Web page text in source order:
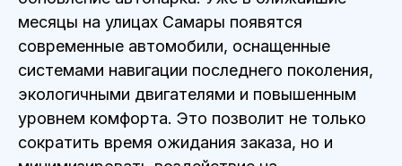
месяцы на улицах Самары появятся
современные автомобили, оснащенные
системами навигации последнего поколения,
экологичными двигателями и повышенным
уровнем комфорта. Это позволит не только
сократить время ожидания заказа, но и